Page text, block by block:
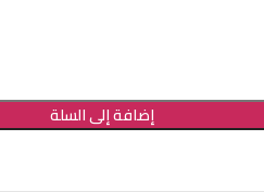
إضافة إلى السلة